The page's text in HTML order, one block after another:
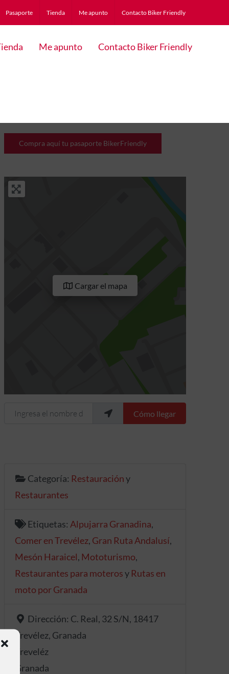
Pasaporte Tienda Me apunto Contacto Biker Friendly
Me apunto Contacto Biker Friendly
Compra aquí tu pasaporte BikerFriendly
Cargar el mapa
Ingresa el nombre de tu ubicaciónCómo llegar
Categoría: Restauracióny
Restaurantes
Etiquetas: Alpujarra Granadina,
Comer en Trevélez, Gran Ruta Andalusí,
Mesón Haraicel, Mototurismo,
Restaurantes para moterosy Rutas en
moto por Granada
Dirección: C. Real, 32 S/N, 18417
Trevélez, Granada
Treveléz
Granada